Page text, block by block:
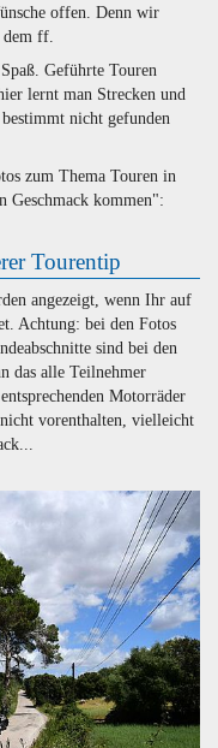
offen. Denn wir
ff.
Geführte Touren
lernt man Strecken und
nicht gefunden
zum Thema Touren in
Geschmack kommen":
Tourentip
angezeigt, wenn Ihr auf
Achtung: bei den Fotos
sind bei den
das alle Teilnehmer
Motorräder
vorenthalten, vielleicht